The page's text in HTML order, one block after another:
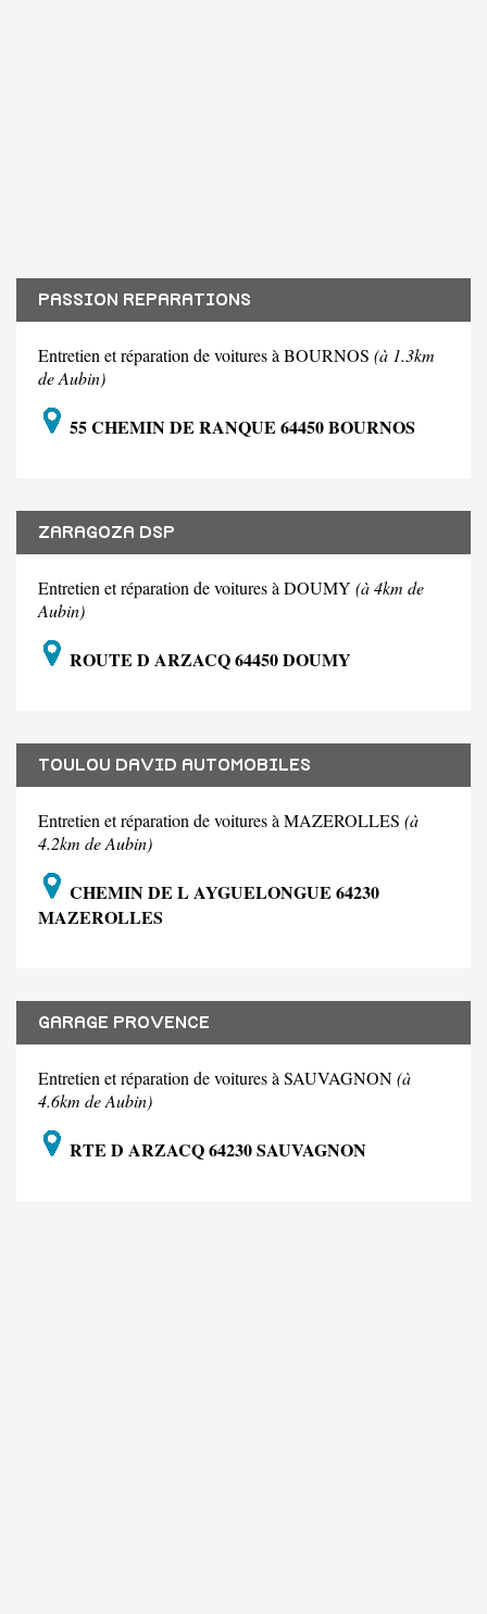
PASSION REPARATIONS
Entretien et réparation de voitures à BOURNOS (à 1.3km
de Aubin)
55 CHEMIN DE RANQUE 64450 BOURNOS
ZARAGOZA DSP
Entretien et réparation de voitures à DOUMY (à 4km de
Aubin)
ROUTE D ARZACQ 64450 DOUMY
TOULOU DAVID AUTOMOBILES
Entretien et réparation de voitures à MAZEROLLES (à
4.2km de Aubin)
CHEMIN DE L AYGUELONGUE 64230
MAZEROLLES
GARAGE PROVENCE
Entretien et réparation de voitures à SAUVAGNON(à
4.6km de Aubin)
RTE D ARZACQ 64230 SAUVAGNON